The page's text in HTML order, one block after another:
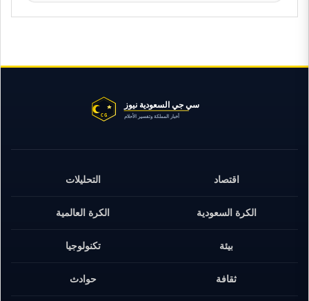
اقتصاد التحليلات
الكرة السعودية الكرة العالمية
بيئة تكنولوجيا
ثقافة حوادث